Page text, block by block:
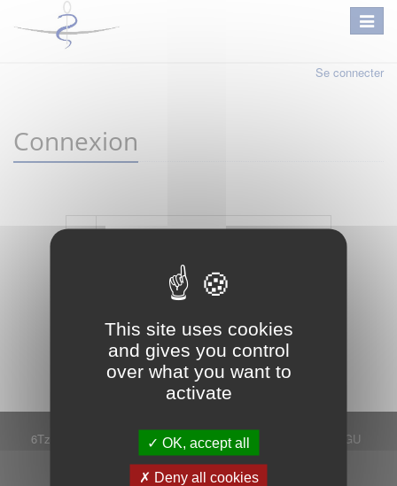
This site uses cookies
and gives you control
over what you want to
activate
OK, accept all
Deny all cookies
Se connecter
Connexion
Mot de passe oublié ? Je crée mon compte
Connexion
6Tzen ©2015 - Tous droits réservés Mentions légales
CGU
Plan du site
FAQ
Contact
Ce service est proposé par6Tzen